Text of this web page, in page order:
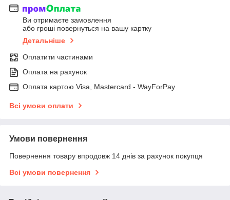
Ви отримаєте замовлення
або гроші повернуться на вашу картку
Детальніше
Оплатити частинами
Оплата на рахунок
Оплата картою Visa, Mastercard - WayForPay
Всі умови оплати
Умови повернення
Повернення товару впродовж 14 днів за рахунок покупця
Всі умови повернення